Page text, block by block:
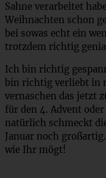
Sahne verarbeitet
Weihnachten schon
bei sowas echt ein
trotzdem richtig
Ich bin richtig
bin richtig verliebt in
vernaschen das jetzt
für den 4. Advent
natürlich schmeckt
Januar noch
wie Ihr mögt!